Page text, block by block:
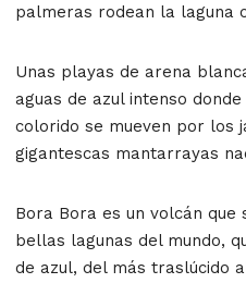
palmeras rodean la laguna
Unas playas de arena
aguas de azul intenso
colorido se mueven por los
gigantescas mantarrayas
Bora Bora es un volcán
bellas lagunas del mundo,
de azul, del más traslúcido